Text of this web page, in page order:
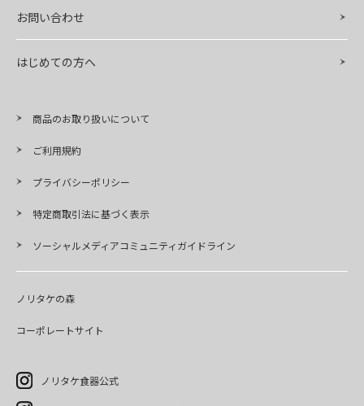
お問い合わせ
はじめての方へ
商品のお取り扱いについて
ご利用規約
プライバシーポリシー
特定商取引法に基づく表示
ソーシャルメディアコミュニティガイドライン
ノリタケの森
コーポレートサイト
ノリタケ食器公式